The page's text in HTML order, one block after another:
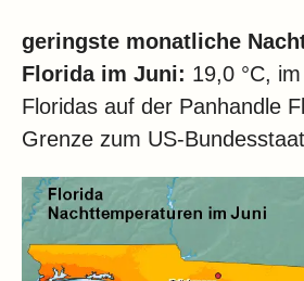
geringste monatliche
Florida im Juni: 19,0 °C,
Floridas auf der Panhandle
Grenze zum US-